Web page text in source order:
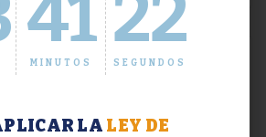
41
MINUTOS
23
SEGUNDOS
LA LEY DE